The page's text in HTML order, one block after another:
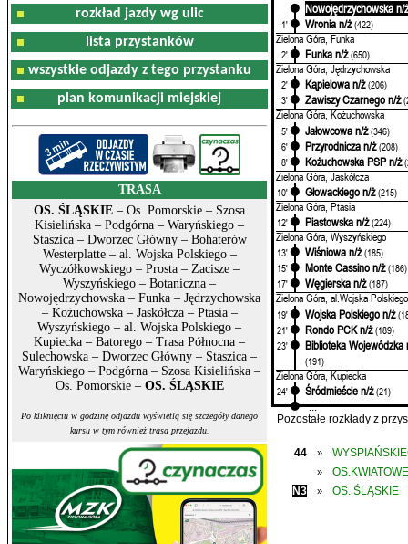
rozkład jazdy wg ulic
lista przystanków
wszystkie odjazdy z tego przystanku
plan komunikacji miejskiej
TRASA
OS. ŚLĄSKIE – Os. Pomorskie – Szosa
Kisielińska – Podgórna – Waryńskiego –
Staszica – Dworzec Główny – Bohaterów
Westerplatte – al. Wojska Polskiego –
Wyczółkowskiego – Prosta – Zacisze –
Wyszyńskiego – Botaniczna –
Nowojędrzychowska – Funka – Jędrzychowska
– Kożuchowska – Jaskółcza – Ptasia –
Wyszyńskiego – al. Wojska Polskiego –
Kupiecka – Batorego – Trasa Północna –
Sulechowska – Dworzec Główny – Staszica –
Waryńskiego – Podgórna – Szosa Kisielińska –
Os. Pomorskie – OS. ŚLĄSKIE
Po kliknięciu w godzinę odjazdu wyświetlą się szczegóły danego
kursu w tym również trasa przejazdu.
Nowojędrzychowska n/
1' Wronia n/ż (422)
Zielona Góra, Funka
2' Funka n/ż (650)
Zielona Góra, Jędrzychowska
2' Kąpielowa n/ż (206)
3'
Zawiszy Czarnego n/ż
Zielona Góra, Kożuchowska
5' Jałowcowa n/ż (346)
6'
Przyrodnicza n/ż (208)
8'
Kożuchowska PSP n/ż
Zielona Góra, Jaskółcza
10' Głowackiego n/ż (215)
Zielona Góra, Ptasia
12' Piastowska n/ż (224)
Zielona Góra, Wyszyńskiego
13' Wiśniowa n/ż (185)
15'
Monte Cassino n/ż (186)
17'
Węgierska n/ż (187)
Zielona Góra, al.Wojska Polskiego
19' Wojska Polskiego n/ż
21'
Rondo PCK n/ż (189)
23'
Biblioteka Wojewódzka
(191)
Zielona Góra, Kupiecka
24' Śródmieście n/ż (21)
...
Pozostałe rozkłady z
44 »
»
OS.KWIATOWE
N3
» OS. ŚLĄSKIE